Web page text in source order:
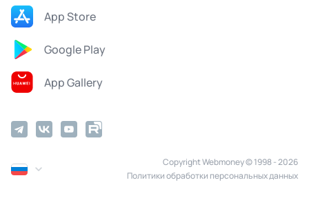
App Store
Google Play
App Gallery
Copyright Webmoney © 1998 - 2026
Политики обработки персональных данных